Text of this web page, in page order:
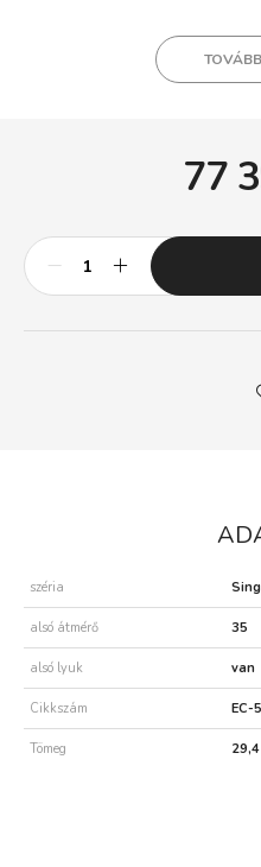
77
széria
alsó átmérő 35
alsó lyuk van
Cikkszám EC-
Tömeg